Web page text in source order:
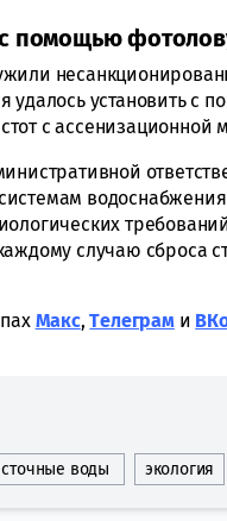
помощью
удалось установить с
с
случаю сброса
Макс,Tелеграми
сточные воды экология